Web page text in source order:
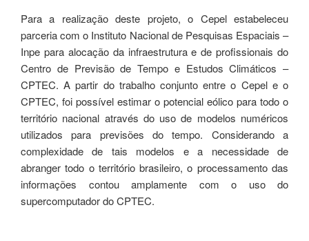
Para a realização deste projeto, o Cepel estabeleceu
parceria com o Instituto Nacional de Pesquisas Espaciais –
Inpe para alocação da infraestrutura e de profissionais do
Centro de Previsão de Tempo e Estudos Climáticos –
CPTEC. A partir do trabalho conjunto entre o Cepel e o
CPTEC, foi possível estimar o potencial eólico para todo o
território nacional através do uso de modelos numéricos
utilizados para previsões do tempo. Considerando a
complexidade de tais modelos e a necessidade de
abranger todo o território brasileiro, o processamento das
informações contou amplamente com o uso do
supercomputador do CPTEC.